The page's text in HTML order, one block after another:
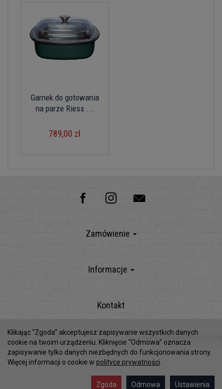
Garnek do gotowania
na parze Riess ...
789,00 zł
Zamówienie
Informacje
Kontakt
Sklep internetowy SOTESHOP AI
Klikając “Zgoda” akceptujesz zapisywanie wszystkich danych
cookie na twoim urządzeniu. Kliknięcie “Odmowa” oznacza
zapisywanie tylko danych niezbędnych do funkcjonowania strony.
Więcej informacji o cookie w polityce prywatności
Ustawienia
Odmowa
Zgoda